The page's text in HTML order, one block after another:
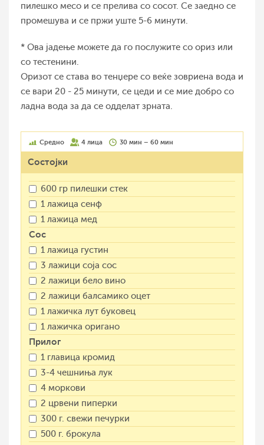
пилешко месо и се прелива со сосот. Се заедно се
промешува и се пржи уште 5-6 минути.
* Ова јадење можете да го послужите со ориз или
со тестенини.
Оризот се става во тенџере со веќе зовриена вода и
се вари 20 - 25 минути, се цеди и се мие добро со
ладна вода за да се одделат зрната.
Средно 4 лица 30 мин – 60 мин
Состојки
600 гр пилешки стек
1 лажица сенф
1 лажица мед
Сос
1 лажица густин
3 лажици соја сос
2 лажици бело вино
2 лажици балсамико оцет
1 лажичка лут буковец
1 лажичка оригано
Прилог
1 главица кромид
3-4 чешниња лук
4 моркови
2 црвени пиперки
300 г. свежи печурки
500 г. брокула